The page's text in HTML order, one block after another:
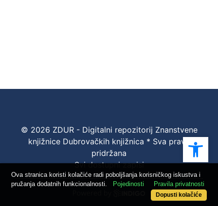
© 2026 ZDUR - Digitalni repozitorij Znanstvene
knjižnice Dubrovačkih knjižnica * Sva prava
pridržana
Svi dostupni zapisi
Ova stranica koristi kolačiće radi poboljšanja korisničkog iskustva i
pružanja dodatnih funkcionalnosti.
Pojedinosti Pravila privatnosti
Dopusti kolačiće